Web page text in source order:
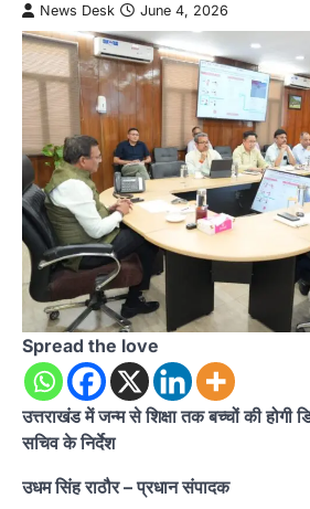
News Desk June 4, 2026
Spread the love
उत्तराखंड में जन्म से शिक्षा तक बच्चों की होगी
सचिव के निर्देश
उधम सिंह राठौर – प्रधान संपादक